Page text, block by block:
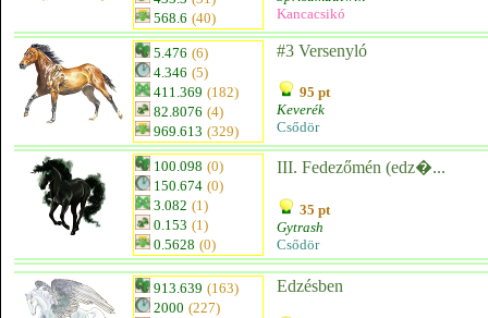
568.6 (40)
Kancacsikó
5.476 (6)
4.346 (5)
411.369 (182)
82.8076 (4)
969.613 (329)
#3 Versenyló
95 pt
Keverék
Csődör
100.098 (0)
150.674 (0)
3.082 (1)
0.153 (1)
0.5628 (0)
III. Fedezőmén (edz�...
35 pt
Gytrash
Csődör
913.639 (163)
2000 (227)
Edzésben